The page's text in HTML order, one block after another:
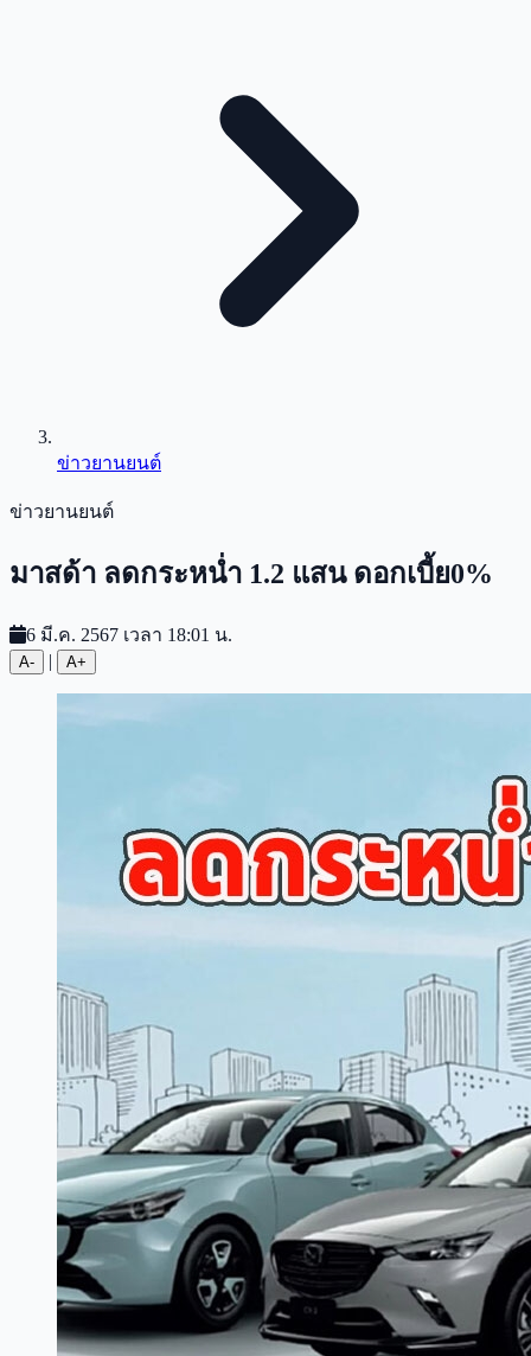
ข่าวยานยนต์
ข่าวยานยนต์
มาสด้า ลดกระหน่ำ 1.2 แสน ดอกเบี้ย0%
6 มี.ค. 2567 เวลา 18:01 น.
A- | A+